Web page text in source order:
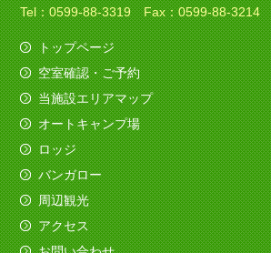
ソロキャンプの季節ですね！
今日は素敵なバイクのお客様がみえました、寒さ
も吹き飛ばしてくれました。
（すべてを赤色でコーディネイト！いいですね
～）
Tel：0599-88-3319 Fax：0599-88-3214
トップページ
空室確認・ご予約
当施設エリアマップ
オートキャンプ場
ロッジ
バンガロー
周辺観光
アクセス